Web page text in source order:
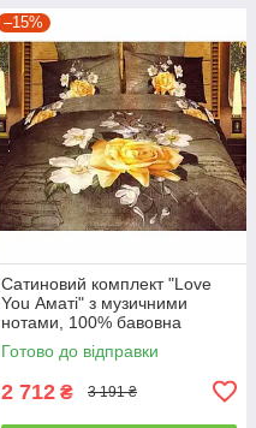
–15%
Сатиновий комплект "Love
You Аматі" з музичними
нотами, 100% бавовна
полуторний
Готово до відправки
2 712 ₴ 3 191 ₴